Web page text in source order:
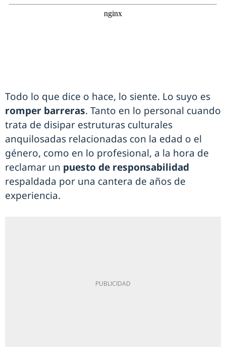
Todo lo que dice o hace, lo siente. Lo suyo es
romper barreras. Tanto en lo personal cuando
trata de disipar estruturas culturales
anquilosadas relacionadas con la edad o el
género, como en lo profesional, a la hora de
reclamar un puesto de responsabilidad
respaldada por una cantera de años de
experiencia.